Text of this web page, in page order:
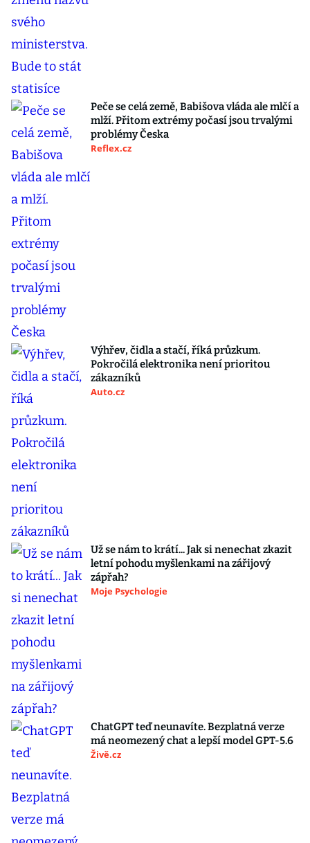
Peče se celá země, Babišova vláda ale mlčí a
mlží. Přitom extrémy počasí jsou trvalými
problémy Česka
Reflex.cz
Výhřev, čidla a stačí, říká průzkum.
Pokročilá elektronika není prioritou
zákazníků
Auto.cz
Už se nám to krátí... Jak si nenechat zkazit
letní pohodu myšlenkami na zářijový
zápřah?
Moje Psychologie
ChatGPT teď neunavíte. Bezplatná verze
má neomezený chat a lepší model GPT-5.6
Živě.cz